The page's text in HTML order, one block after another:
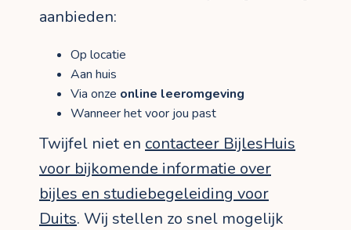
aanbieden:
Op locatie
Aan huis
Via onze online leeromgeving
Wanneer het voor jou past
Twijfel niet en contacteer BijlesHuis
voor bijkomende informatie over
bijles en studiebegeleiding voor
Duits. Wij stellen zo snel mogelijk